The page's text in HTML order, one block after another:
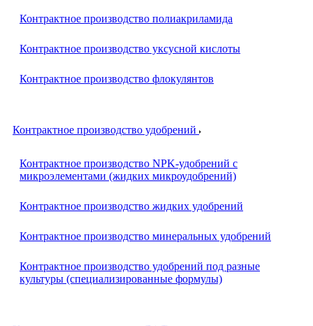
Контрактное производство полиакриламида
Контрактное производство уксусной кислоты
Контрактное производство флокулянтов
Контрактное производство удобрений
Контрактное производство NPK-удобрений с
микроэлементами (жидких микроудобрений)
Контрактное производство жидких удобрений
Контрактное производство минеральных удобрений
Контрактное производство удобрений под разные
культуры (специализированные формулы)